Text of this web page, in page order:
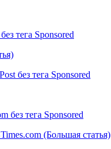
тега Sponsored
без тега Sponsored
без тега Sponsored
(Большая статья)